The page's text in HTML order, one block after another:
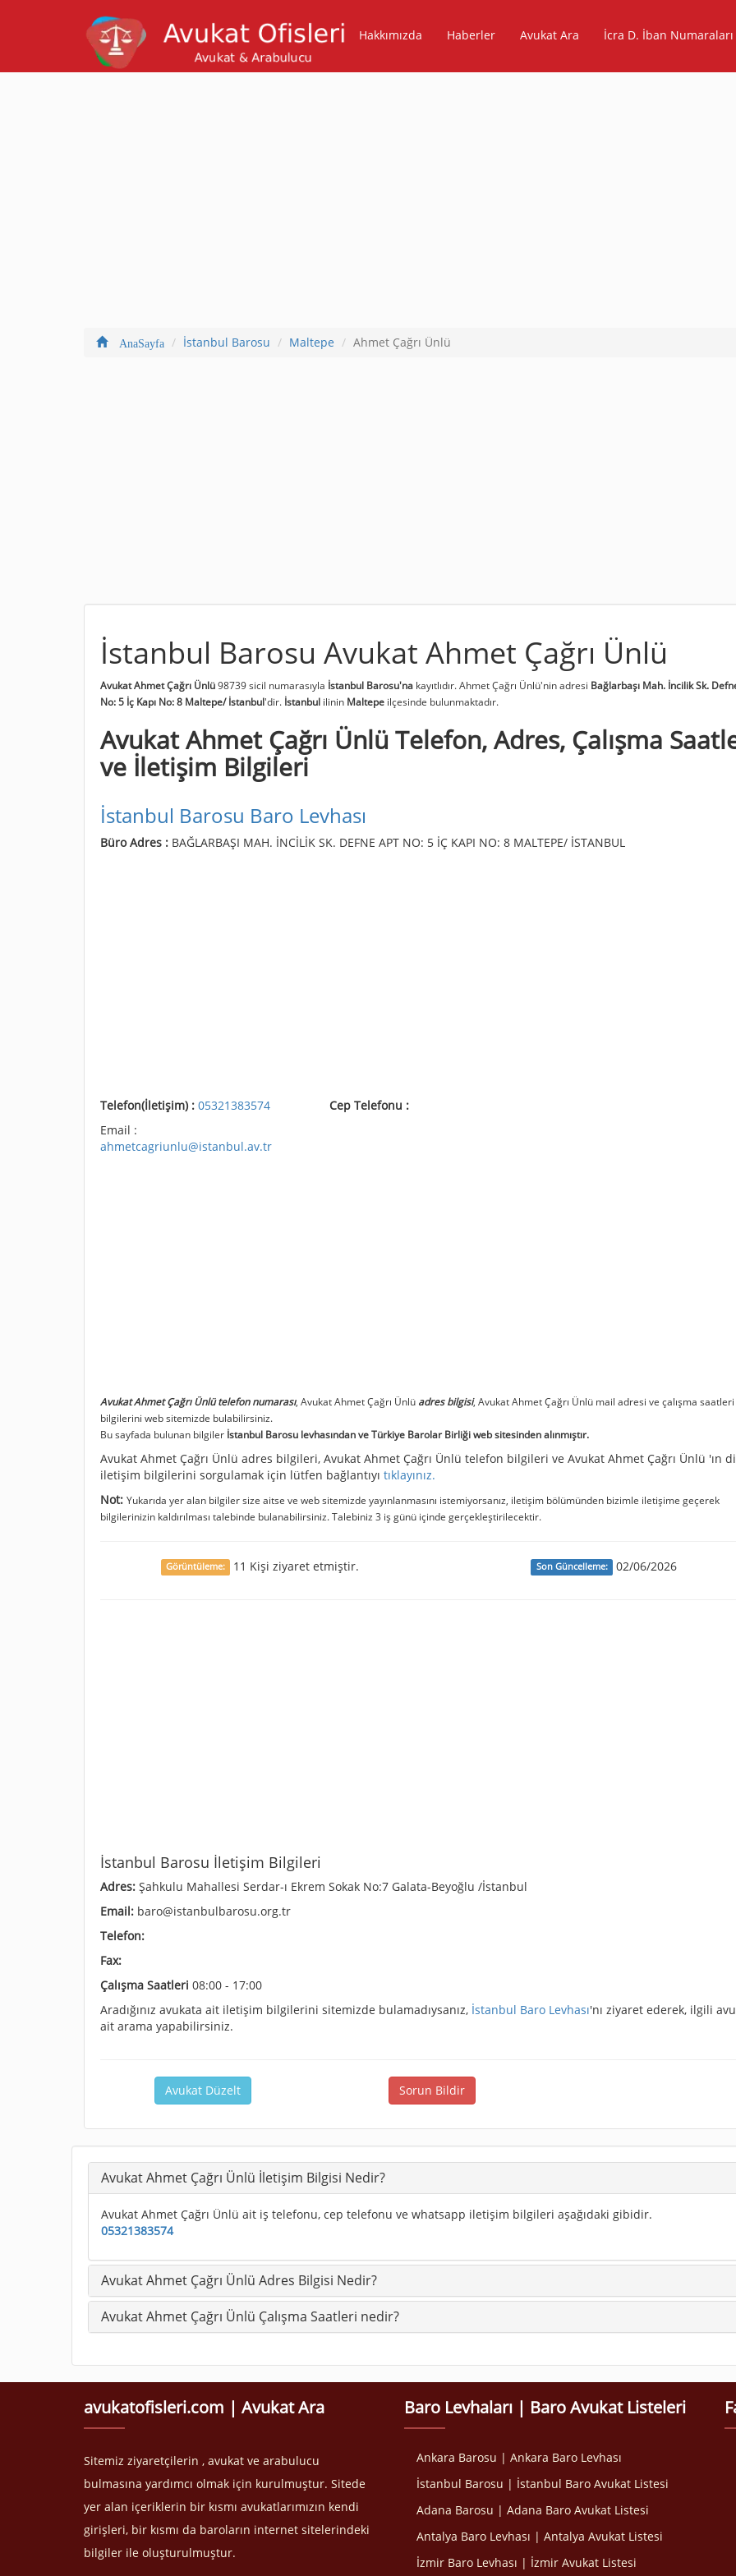
Hakkımızda Haberler Avukat Ara İcra D. İban Numaraları
AnaSayfa İstanbul Barosu Maltepe Ahmet Çağrı Ünlü
İstanbul Barosu Avukat Ahmet Çağrı Ünlü
Avukat Ahmet Çağrı Ünlü98739 sicil numarasıyla İstanbul Barosu'na kayıtlıdır. Ahmet Çağrı Ünlü'nin adresi Bağlarbaşı Mah. İncilik Sk.
No: 5 İç Kapı No: 8 Maltepe/ İstanbul'dir. İstanbul ilinin Maltepe ilçesinde bulunmaktadır.
Avukat Ahmet Çağrı Ünlü Telefon, Adres, Çalışma
ve İletişim Bilgileri
İstanbul Barosu Baro Levhası
Büro Adres : BAĞLARBAŞI MAH. İNCİLİK SK. DEFNE APT NO: 5 İÇ KAPI NO: 8 MALTEPE/ İSTANBUL
Telefon(İletişim) : 05321383574
Cep Telefonu :
Email :
ahmetcagriunlu@istanbul.av.tr
Avukat Ahmet Çağrı Ünlü telefon numarası, Avukat Ahmet Çağrı Ünlü adres bilgisi, Avukat Ahmet Çağrı Ünlü mail adresi ve çalışma saatleri
bilgilerini web sitemizde bulabilirsiniz.
Bu sayfada bulunan bilgiler İstanbul Barosu levhasından ve Türkiye Barolar Birliği web sitesinden alınmıştır.
Avukat Ahmet Çağrı Ünlü adres bilgileri, Avukat Ahmet Çağrı Ünlü telefon bilgileri ve Avukat Ahmet Çağrı Ünlü 'ın
iletişim bilgilerini sorgulamak için lütfen bağlantıyı tıklayınız.
Not: Yukarıda yer alan bilgiler size aitse ve web sitemizde yayınlanmasını istemiyorsanız, iletişim bölümünden bizimle iletişime geçerek
bilgilerinizin kaldırılması talebinde bulanabilirsiniz. Talebiniz 3 iş günü içinde gerçekleştirilecektir.
Görüntüleme: 11 Kişi ziyaret etmiştir. Son Güncelleme: 02/06/2026
İstanbul Barosu İletişim Bilgileri
Adres: Şahkulu Mahallesi Serdar-ı Ekrem Sokak No:7 Galata-Beyoğlu /İstanbul
Email: baro@istanbulbarosu.org.tr
Telefon:
Fax:
Çalışma Saatleri 08:00 - 17:00
Aradığınız avukata ait iletişim bilgilerini sitemizde bulamadıysanız, İstanbul Baro Levhası'nı ziyaret ederek, ilgili
ait arama yapabilirsiniz.
Avukat Düzelt Sorun Bildir
Avukat Ahmet Çağrı Ünlü İletişim Bilgisi Nedir?
Avukat Ahmet Çağrı Ünlü ait iş telefonu, cep telefonu ve whatsapp iletişim bilgileri aşağıdaki gibidir.
05321383574
Avukat Ahmet Çağrı Ünlü Adres Bilgisi Nedir?
Avukat Ahmet Çağrı Ünlü Çalışma Saatleri nedir?
avukatofisleri.com | Avukat Ara
Sitemiz ziyaretçilerin , avukat ve arabulucu
bulmasına yardımcı olmak için kurulmuştur. Sitede
yer alan içeriklerin bir kısmı avukatlarımızın kendi
girişleri, bir kısmı da baroların internet sitelerindeki
bilgiler ile oluşturulmuştur.
Baro Levhaları | Baro Avukat Listeleri
Ankara Barosu | Ankara Baro Levhası
İstanbul Barosu | İstanbul Baro Avukat Listesi
Adana Barosu | Adana Baro Avukat Listesi
Antalya Baro Levhası | Antalya Avukat Listesi
İzmir Baro Levhası | İzmir Avukat Listesi